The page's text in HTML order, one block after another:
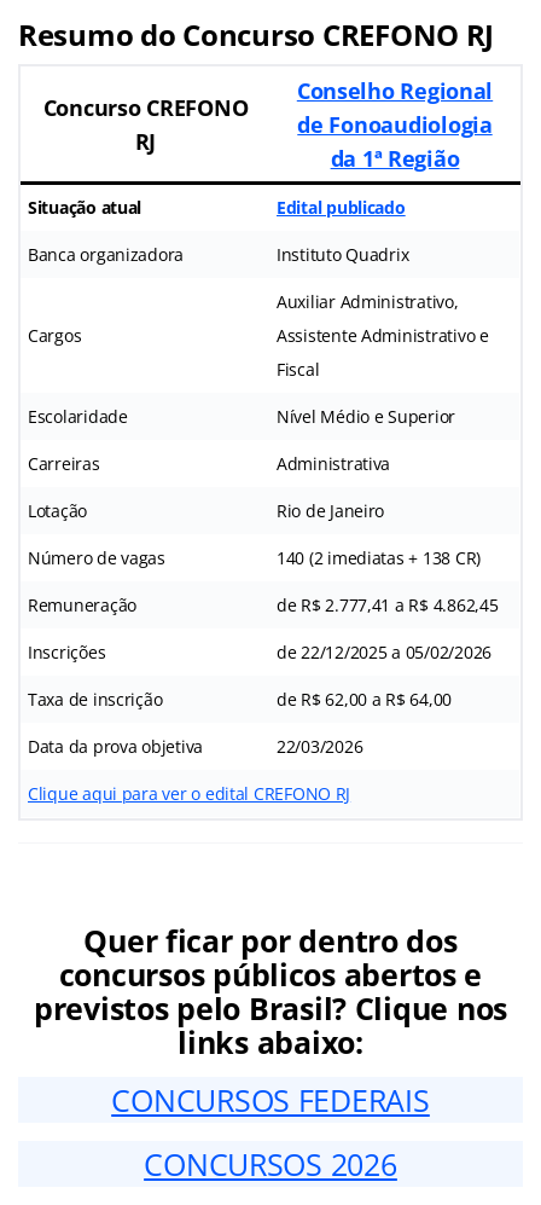
Resumo do Concurso CREFONO RJ
Concurso CREFONO
RJ
Conselho Regional
de Fonoaudiologia
da 1ª Região
Situação atual Edital publicado
Banca organizadora Instituto Quadrix
Cargos
Auxiliar Administrativo,
Assistente Administrativo e
Fiscal
Escolaridade Nível Médio e Superior
Carreiras Administrativa
Lotação Rio de Janeiro
Número de vagas 140 (2 imediatas + 138 CR)
Remuneração de R$ 2.777,41 a R$ 4.862,45
Inscrições de 22/12/2025 a 05/02/2026
Taxa de inscrição de R$ 62,00 a R$ 64,00
Data da prova objetiva 22/03/2026
Clique aqui para ver o edital CREFONO RJ
Quer ficar por dentro dos
concursos públicos abertos e
previstos pelo Brasil? Clique nos
links abaixo:
CONCURSOS FEDERAIS
CONCURSOS 2026